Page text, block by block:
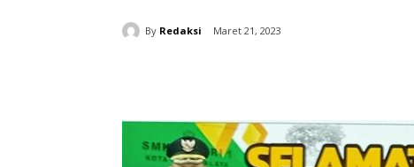
By Redaksi Maret 21, 2023